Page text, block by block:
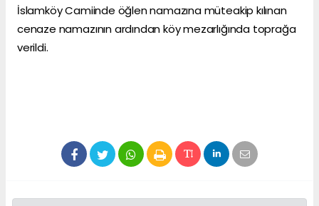
İslamköy Camiinde öğlen namazına müteakip kılınan
cenaze namazının ardından köy mezarlığında toprağa
verildi.